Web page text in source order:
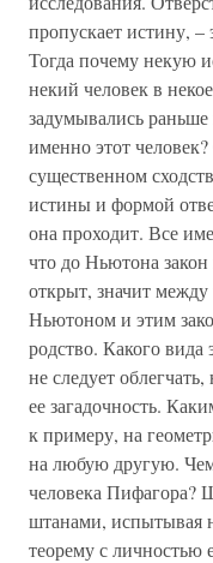
пропускает истину, –
Тогда почему некую
некий человек в
задумывались
именно этот
существенном
истины и формой
она проходит. Все
что до Ньютона
открыт, значит
Ньютоном и этим
родство. Какого
не следует
ее загадочность.
к примеру, на
на любую другую.
человека Пифагора?
штанами, испытывая
теорему с личностью